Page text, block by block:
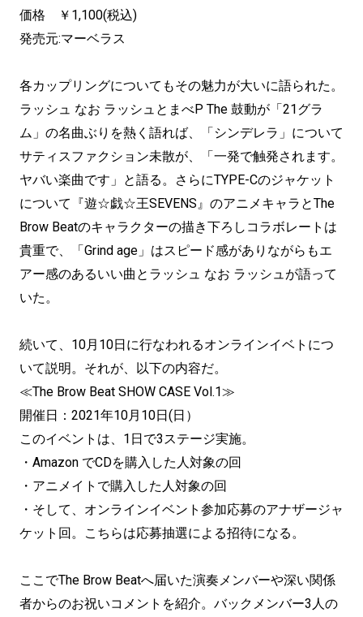
価格 ￥1,100(税込)
発売元:マーベラス
各カップリングについてもその魅力が大いに語られた。
ラッシュ なお ラッシュとまべP The 鼓動が「21グラ
ム」の名曲ぶりを熱く語れば、「シンデレラ」について
サティスファクション未散が、「一発で触発されます。
ヤバい楽曲です」と語る。さらにTYPE-Cのジャケット
について『遊☆戯☆王SEVENS』のアニメキャラとThe
Brow Beatのキャラクターの描き下ろしコラボレートは
貴重で、「Grind age」はスピード感がありながらもエ
アー感のあるいい曲とラッシュ なお ラッシュが語って
いた。
続いて、10月10日に行なわれるオンラインイベトにつ
いて説明。それが、以下の内容だ。
≪The Brow Beat SHOW CASE Vol.1≫
開催日：2021年10月10日(日）
このイベントは、1日で3ステージ実施。
・Amazon でCDを購入した人対象の回
・アニメイトで購入した人対象の回
・そして、オンラインイベント参加応募のアナザージャ
ケット回。こちらは応募抽選による招待になる。
ここでThe Brow Beatへ届いた演奏メンバーや深い関係
者からのお祝いコメントを紹介。バックメンバー3人の